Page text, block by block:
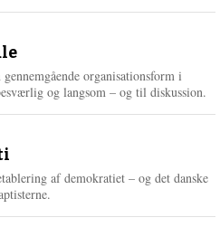
organisationsform i
og langsom – og til diskussion.
af demokratiet – og det danske